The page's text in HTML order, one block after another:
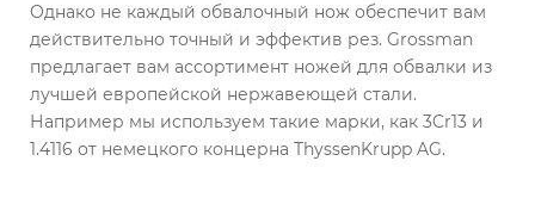
Однако не каждый обвалочный нож обеспечит вам
действительно точный и эффектив рез. Grossman
предлагает вам ассортимент ножей для обвалки из
лучшей европейской нержавеющей стали.
Например мы используем такие марки, как 3Cr13 и
1.4116 от немецкого концерна ThyssenKrupp AG.